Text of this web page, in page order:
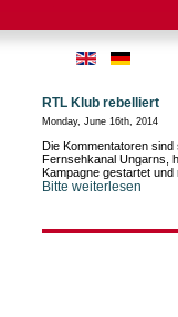
RTL Klub rebelliert
Monday, June 16th, 2014
Die Kommentatoren
Fernsehkanal Ungarns,
Kampagne gestartet und
Bitte weiterlesen